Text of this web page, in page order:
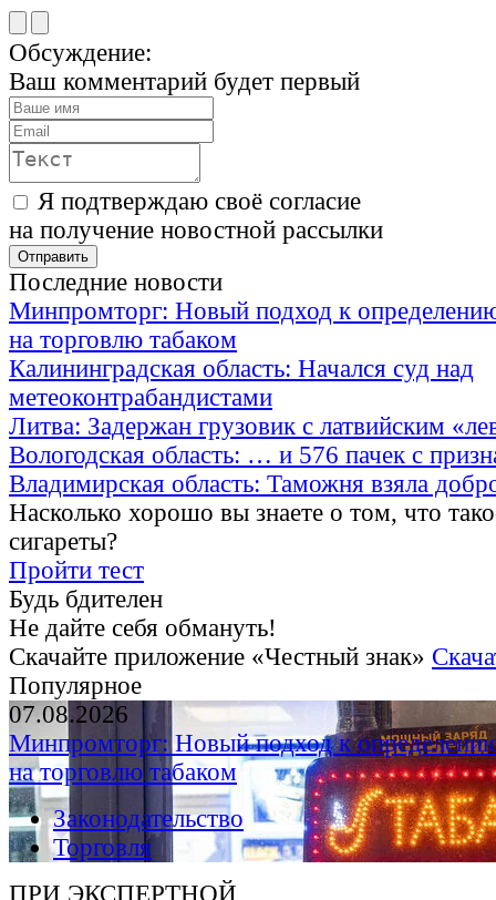
Обсуждение:
Ваш комментарий будет первый
Я подтверждаю своё согласие
на получение новостной рассылки
Последние новости
Минпромторг: Новый подход к
на торговлю табаком
Калининградская область: Начался суд над
метеоконтрабандистами
Литва: Задержан грузовик с латвийским
Вологодская область: … и 576 пачек с
Владимирская область: Таможня взяла
Насколько хорошо вы знаете о том, что
сигареты?
Пройти тест
Будь бдителен
Не дайте себя обмануть!
Скачайте приложение «Честный знак»
Популярное
07.08.2026
Минпромторг: Новый подход к
на торговлю табаком
Законодательство
Торговля
ПРИ ЭКСПЕРТНОЙ